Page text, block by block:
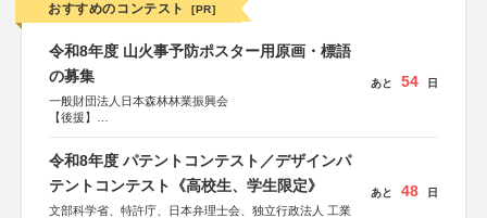
おすすめのコンテスト [PR]
令和8年度 山火事予防ポスター用原画・標語
の募集
一般財団法人日本森林林業振興会
【後援】
会、森林火災対策協会
あと 54 日
令和8年度 パテントコンテスト／デザインパ
テントコンテスト《高校生、学生限定》
文部科学省、特許庁、日本弁理士会、独立行政法人 工業
あと 48 日